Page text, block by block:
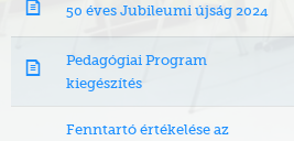
50 éves Jubileumi újság 2024
Pedagógiai Program
kiegészítés
Fenntartó értékelése az